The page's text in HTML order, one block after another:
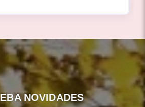
NOVIDADES